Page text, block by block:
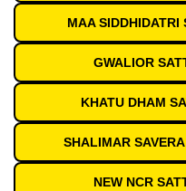
MAA SIDDHIDATRI
GWALIOR
KHATU DHAM
SHALIMAR
NEW NCR